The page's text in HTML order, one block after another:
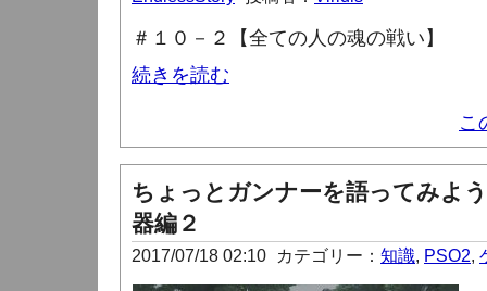
＃１０－２【全ての人の魂の戦い】
続きを読む
こ
ちょっとガンナーを語ってみ
器編２
2017/07/18 02:10 カテゴリー： 知識, PSO2,